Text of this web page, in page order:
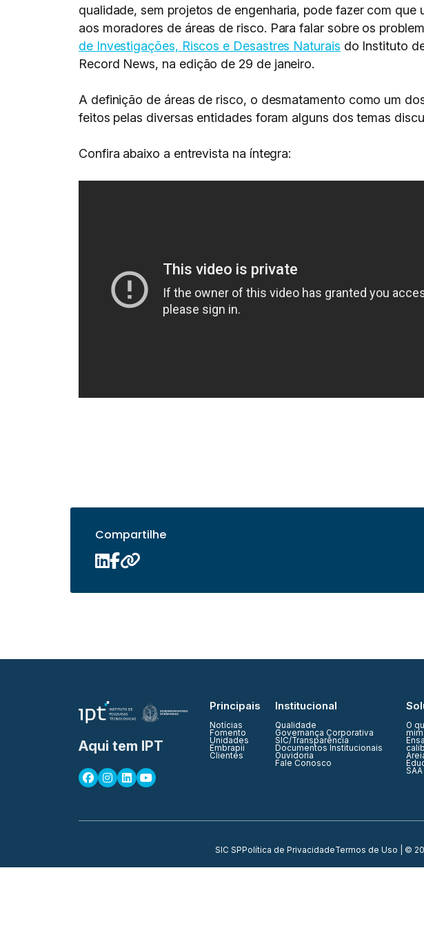
qualidade, sem projetos de engenharia, pode fazer com
aos moradores de áreas de risco. Para falar sobre os
de Investigações, Riscos e Desastres Naturais do Instituto
Record News, na edição de 29 de janeiro.
A definição de áreas de risco, o desmatamento como um
feitos pelas diversas entidades foram alguns dos temas
Confira abaixo a entrevista na íntegra:
Compartilhe
Aqui tem IPT
Principais
Notícias
Fomento
Unidades
Embrapii
Clientes
Institucional
Qualidade
Governança Corporativa
SIC/Transparência
Documentos Institucionais
Ouvidoria
Fale Conosco
O
mim
SIC SPPolítica de PrivacidadeTermos de Uso | ©